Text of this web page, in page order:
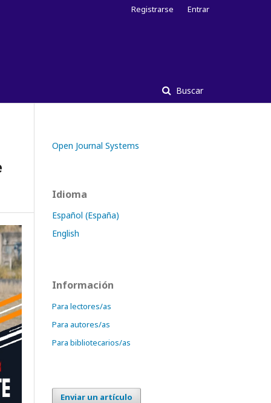
Buscar
Registrarse Entrar
Open Journal Systems
Idioma
Español (España)
English
Información
Para lectores/as
Para autores/as
Para bibliotecarios/as
Enviar un artículo